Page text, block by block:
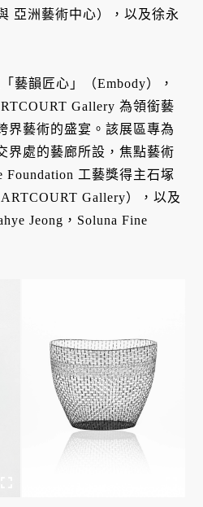
亞洲藝術中心），以及徐永
藝韻匠心」（Embody），
Gallery 為領銜藝
界藝術的盛宴。該展區專為
界處的藝廊所設，焦點藝術
Foundation 工藝獎得主石塚
Gallery），以及
Jeong，Soluna Fine